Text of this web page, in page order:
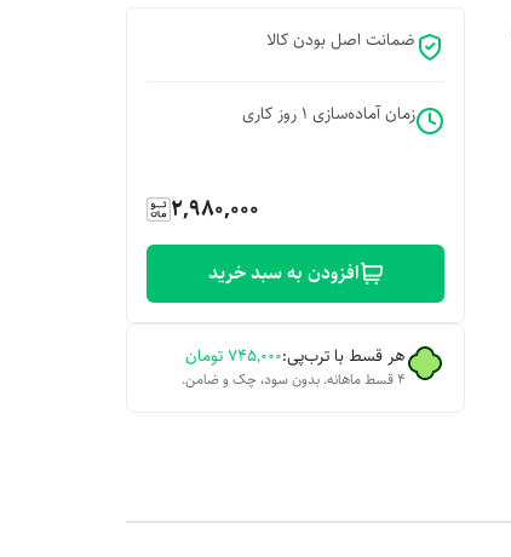
ضمانت اصل بودن کالا
زمان آماده‌سازی 1 روز کاری
2,980,000
افزودن به سبد خرید
هر قسط با ترب‌پی:۷۴۵٬۰۰۰تومان
۴ قسط ماهانه. بدون سود، چک و ضامن.